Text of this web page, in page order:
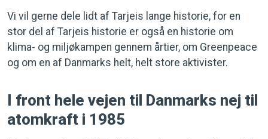
Vi vil gerne dele lidt af Tarjeis lange historie, for en
stor del af Tarjeis historie er også en historie om
klima- og miljøkampen gennem årtier, om Greenpeace
og om en af Danmarks helt, helt store aktivister.
I front hele vejen til Danmarks nej til
atomkraft i 1985